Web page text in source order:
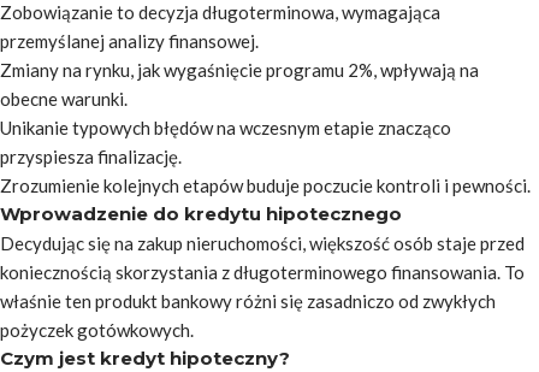
Zobowiązanie to decyzja długoterminowa, wymagająca
przemyślanej analizy finansowej.
Zmiany na rynku, jak wygaśnięcie programu 2%, wpływają na
obecne warunki.
Unikanie typowych błędów na wczesnym etapie znacząco
przyspiesza finalizację.
Zrozumienie kolejnych etapów buduje poczucie kontroli i pewności.
Wprowadzenie do kredytu hipotecznego
Decydując się na zakup nieruchomości, większość osób staje przed
koniecznością skorzystania z długoterminowego finansowania. To
właśnie ten produkt bankowy różni się zasadniczo od zwykłych
pożyczek gotówkowych.
Czym jest kredyt hipoteczny?